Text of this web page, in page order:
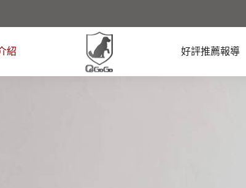
紹 好評推薦報導